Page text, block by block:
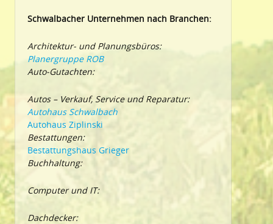
Schwalbacher Unternehmen nach Branchen:
Architektur- und Planungsbüros:
Planergruppe ROB
Auto-Gutachten:
Autos – Verkauf, Service und Reparatur:
Autohaus Schwalbach
Autohaus Ziplinski
Bestattungen:
Bestattungshaus Grieger
Buchhaltung:
Computer und IT:
Dachdecker: